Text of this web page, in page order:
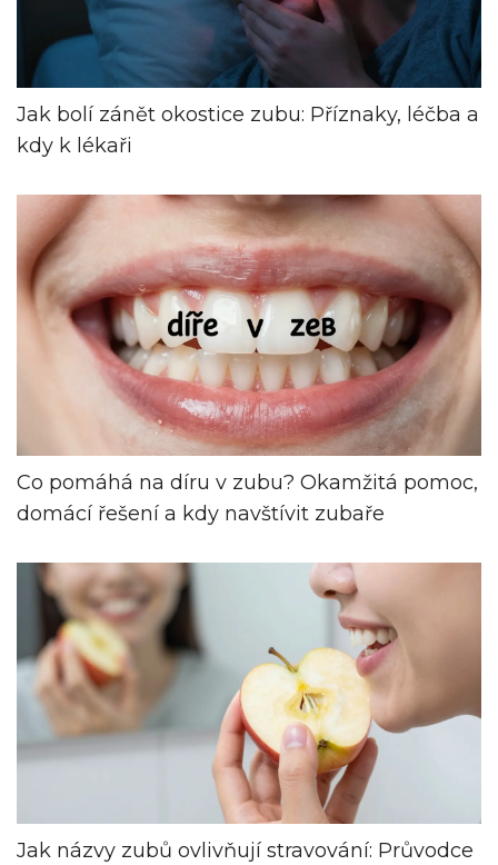
Jak bolí zánět okostice zubu: Příznaky, léčba a
kdy k lékaři
Co pomáhá na díru v zubu? Okamžitá pomoc,
domácí řešení a kdy navštívit zubaře
Jak názvy zubů ovlivňují stravování: Průvodce